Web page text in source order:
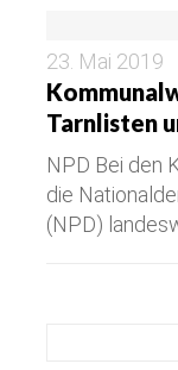
23. Mai 2019
Tarnlisten
NPD Bei den
die
(NPD)